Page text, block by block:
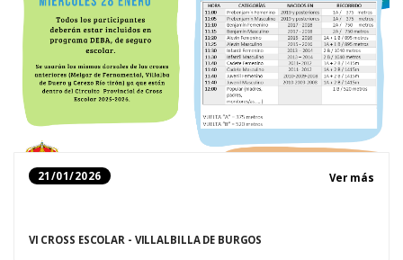
21/01/2026 Ver más
VI CROSS ESCOLAR - VILLALBILLA DE BURGOS